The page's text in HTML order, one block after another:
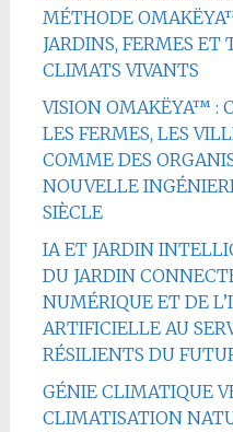
MÉTHODE
JARDINS, FERMES ET
CLIMATS VIVANTS
VISION OMAKËYA™ :
LES FERMES, LES
COMME DES
NOUVELLE
SIÈCLE
IA ET JARDIN
DU JARDIN
NUMÉRIQUE ET DE
ARTIFICIELLE AU
RÉSILIENTS DU
GÉNIE CLIMATIQUE
CLIMATISATION